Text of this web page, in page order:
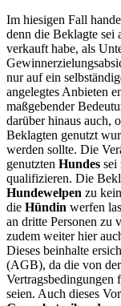
Im hiesigen Fall
denn die Beklagte sei
verkauft habe, als
nur auf ein
angelegtes Anbieten
maßgebender
darüber hinaus auch,
Beklagten genutzt
werden sollte. Die
genutzten Hundes sei
qualifizieren. Die
Hundewelpen zu
die Hündin werfen
an dritte Personen zu
zudem weiter hier
Dieses beinhalte
(AGB), da die von
seien. Auch dieses